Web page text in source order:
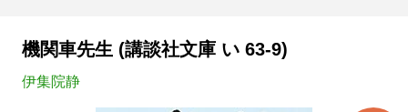
機関車先生 (講談社文庫 い 63-9)
伊集院静